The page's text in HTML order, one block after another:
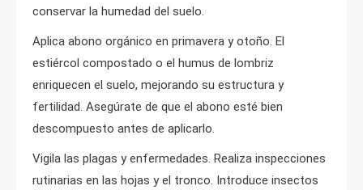
conservar la humedad del suelo.
Aplica abono orgánico en primavera y otoño. El
estiércol compostado o el humus de lombriz
enriquecen el suelo, mejorando su estructura y
fertilidad. Asegúrate de que el abono esté bien
descompuesto antes de aplicarlo.
Vigila las plagas y enfermedades. Realiza inspecciones
rutinarias en las hojas y el tronco. Introduce insectos